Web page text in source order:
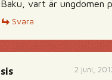
Baku, vart är ungdomen
Svara
2 juni,
sis